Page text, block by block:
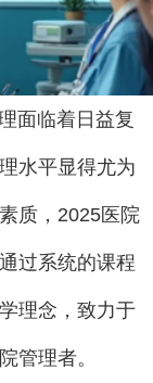
面临着日益复
水平显得尤为
质，2025医院
过系统的课程
理念，致力于
管理者。